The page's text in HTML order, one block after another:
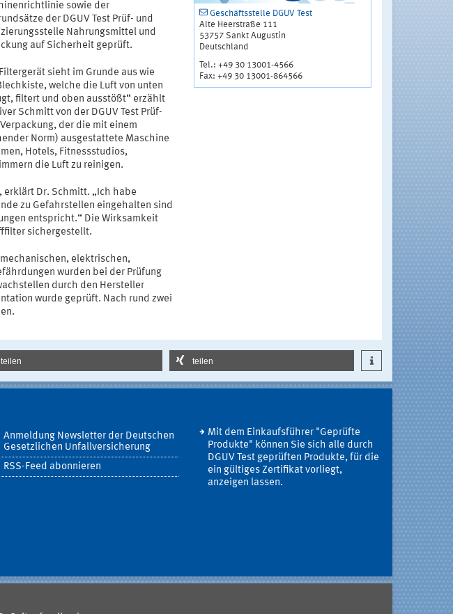
sowie der
der DGUV Test Prüf- und
Nahrungsmittel und
auf Sicherheit geprüft.
sieht im Grunde aus wie
welche die Luft von unten
filtert und oben ausstößt“ erzählt
Schmitt von der DGUV Test Prüf-
der die mit einem
Norm) ausgestattete Maschine
Hotels, Fitnessstudios,
die Luft zu reinigen.
erklärt Dr. Schmitt. „Ich habe
zu Gefahrstellen eingehalten sind
entspricht.“ Die Wirksamkeit
sichergestellt.
elektrischen,
wurden bei der Prüfung
durch den Hersteller
wurde geprüft. Nach rund zwei
Geschäftsstelle DGUV Test
Alte Heerstraße 111
53757 Sankt Augustin
Deutschland
Tel.: +49 30 13001-4566
Fax: +49 30 13001-864566
teilen teilen
Anmeldung Newsletter der Deutschen
Gesetzlichen Unfallversicherung
RSS-Feed abonnieren
Mit dem Einkaufsführer "Geprüfte
Produkte" können Sie sich alle durch
DGUV Test geprüften Produkte, für die
ein gültiges Zertifikat vorliegt,
anzeigen lassen.